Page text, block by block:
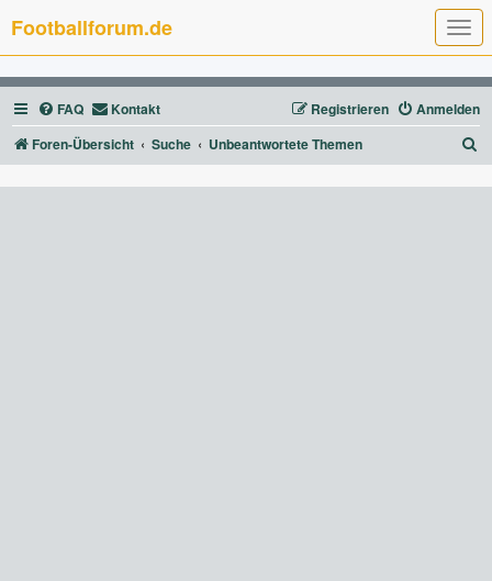
T
o
g
g
l
e
n
a
g
Footballforum.de
FAQ Kontakt Anmelden
Registrieren
Foren-Übersicht
Suche Unbeantwortete Themen
u